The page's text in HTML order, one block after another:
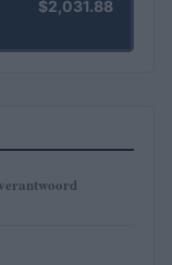
$2,031.88